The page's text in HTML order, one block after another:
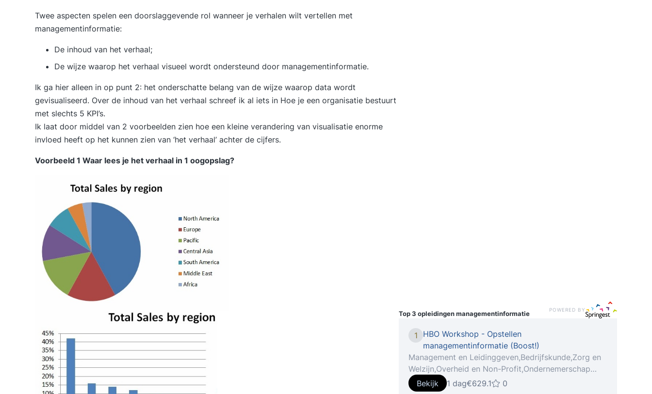
Twee aspecten spelen een doorslaggevende rol wanneer je verhalen wilt vertellen met
managementinformatie:
De inhoud van het verhaal;
De wijze waarop het verhaal visueel wordt ondersteund door managementinformatie.
Ik ga hier alleen in op punt 2: het onderschatte belang van de wijze waarop data wordt
gevisualiseerd. Over de inhoud van het verhaal schreef ik al iets in Hoe je een organisatie bestuurt
met slechts 5 KPI’s.
Ik laat door middel van 2 voorbeelden zien hoe een kleine verandering van visualisatie enorme
invloed heeft op het kunnen zien van ‘het verhaal’ achter de cijfers.
Voorbeeld 1 Waar lees je het verhaal in 1 oogopslag?
Top 3 opleidingenmanagementinformatie POWERED BY
1
HBO Workshop - Opstellen
managementinformatie (Boost!)
Management en Leidinggeven,Bedrijfskunde,Zorg en
Welzijn,Overheid en Non-Profit,Ondernemerschap
Barst jij van de ambitie en wil jij via een workshop
Bekijk 1 dag€629.1 0